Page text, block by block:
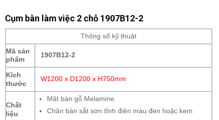
Cụm bàn làm việc 2 chỗ 1907B12-2
Thông số kỹ thuật
Mã sản
phẩm
1907B12-2
Kích
thước
W1200 x D1200 x H750mm
Chất
liệu
Mặt bàn gỗ Melamine
Chân bàn sắt sơn tĩnh điện màu đen hoặc kem